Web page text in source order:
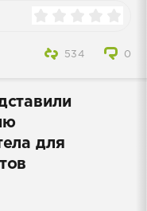
0
534
для